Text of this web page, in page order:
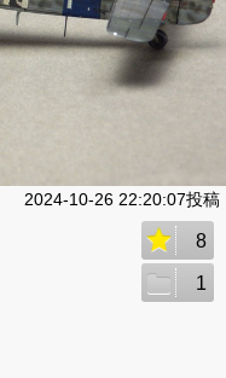
2024-10-26 22:20:07投稿
8
1